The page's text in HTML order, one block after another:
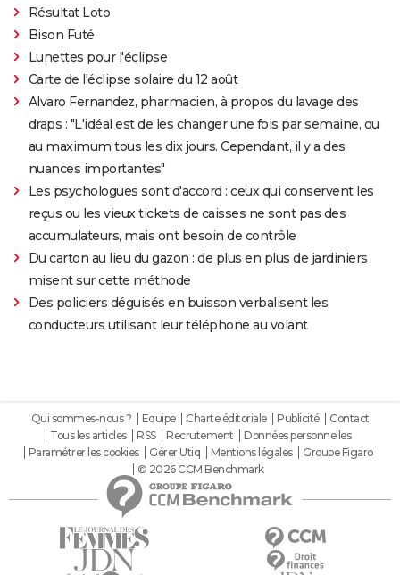
Résultat Loto
Bison Futé
Lunettes pour l'éclipse
Carte de l'éclipse solaire du 12 août
Alvaro Fernandez, pharmacien, à propos du lavage des
draps : "L'idéal est de les changer une fois par semaine, ou
au maximum tous les dix jours. Cependant, il y a des
nuances importantes"
Les psychologues sont d'accord : ceux qui conservent les
reçus ou les vieux tickets de caisses ne sont pas des
accumulateurs, mais ont besoin de contrôle
Du carton au lieu du gazon : de plus en plus de jardiniers
misent sur cette méthode
Des policiers déguisés en buisson verbalisent les
conducteurs utilisant leur téléphone au volant
Qui sommes-nous ? Equipe Charte éditoriale Publicité
Contact
Tous les articles
RSS Recrutement
Données personnelles
Paramétrer les cookies
Gérer Utiq Mentions légales
Groupe Figaro
© 2026 CCM Benchmark